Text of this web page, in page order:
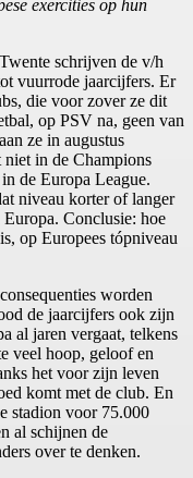
exercities op hun
schrijven de v/h
vuurrode jaarcijfers. Er
die voor zover ze dit
op PSV na, geen van
ze in augustus
in de Champions
de Europa League.
niveau korter of langer
Conclusie: hoe
op Europees tópniveau
worden
de jaarcijfers ook zijn
al jaren vergaat, telkens
veel hoop, geloof en
het voor zijn leven
komt met de club. En
stadion voor 75.000
al schijnen de
over te denken.